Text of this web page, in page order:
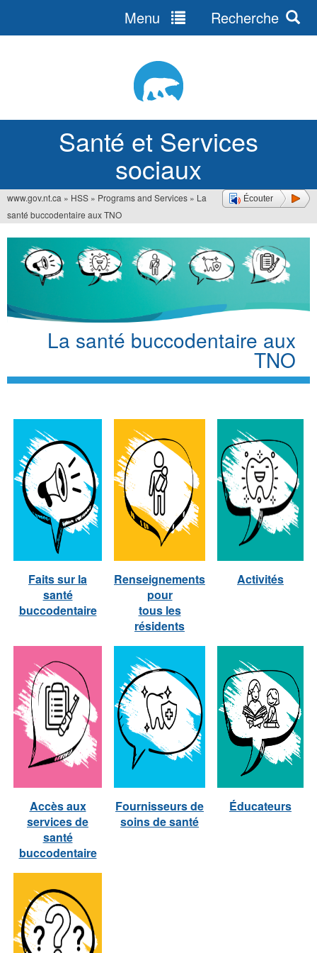
Santé et Services
sociaux
Menu Recherche
Écouter
Vous
êtes
ici
www.gov.nt.ca » HSS » Programs and Services » La
santé buccodentaire aux TNO
La santé buccodentaire aux
TNO
Faits sur la
santé
buccodentaire
Renseignements
pour
tous les
résidents
Activités
Accès aux
services de
santé
buccodentaire
Fournisseurs de
soins de santé
Éducateurs